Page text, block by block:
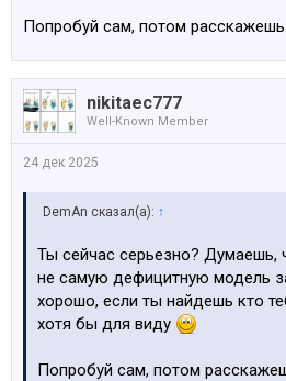
Попробуй сам, потом расскажешь.
nikitaec777
Well-Known Member
24 дек 2025
DemAn сказал(а): ↑
Ты сейчас серьезно? Думаешь,
не самую дефицитную модель
хорошо, если ты найдешь кто
хотя бы для виду
Попробуй сам, потом